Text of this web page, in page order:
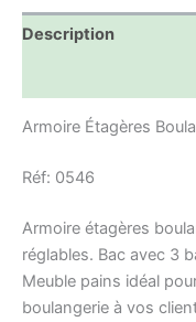
Description
Armoire Étagères
Réf: 0546
Armoire étagères
réglables. Bac avec 3
Meuble pains idéal
boulangerie à vos